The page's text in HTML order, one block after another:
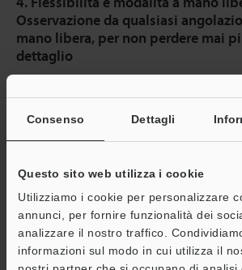
Consenso Dettagli
Questo sito web utilizza i cookie
Utilizziamo i cookie per personalizzare
annunci, per fornire funzionalità dei
analizzare il nostro traffico.
informazioni sul modo in cui utilizza il
Osservazione da qualsiasi
mano libera, per non perdere mai
dettaglio
liberamente da angolazioni a 360
osservazione a mano libera. Ciò
più grandi, il tempo necessario per
essere ridotto drasticamente.